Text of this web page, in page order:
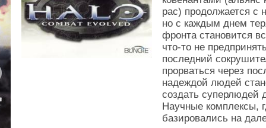
рас) продолжается с
но с каждым днем
фронта становится
что-то не
последний
прорваться через
надеждой людей
создать суперлюдей
Научные комплексы,
базировались на